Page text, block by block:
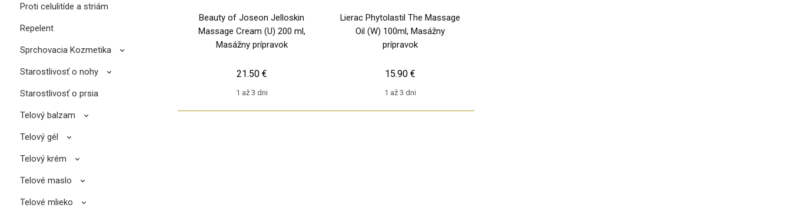
Proti celulitíde a striám
Repelent
Sprchovacia Kozmetika
Starostlivosť o nohy
Starostlivosť o prsia
Telový balzam
Telový gél
Telový krém
Telové maslo
Telové mlieko
Beauty of Joseon Jelloskin
Massage Cream (U) 200 ml,
Masážny prípravok
1 až 3 dni
21.50 €
Lierac Phytolastil The Massage
Oil (W) 100ml, Masážny
prípravok
1 až 3 dni
15.90 €